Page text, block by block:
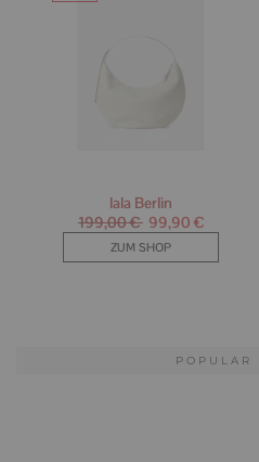
POPULAR